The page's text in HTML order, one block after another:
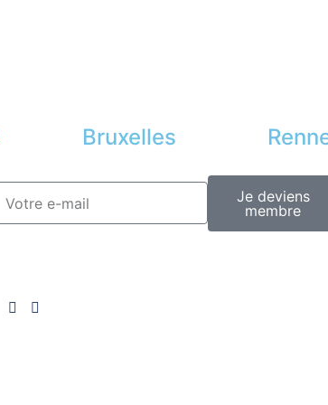
Bruxelles
Je deviens
membre